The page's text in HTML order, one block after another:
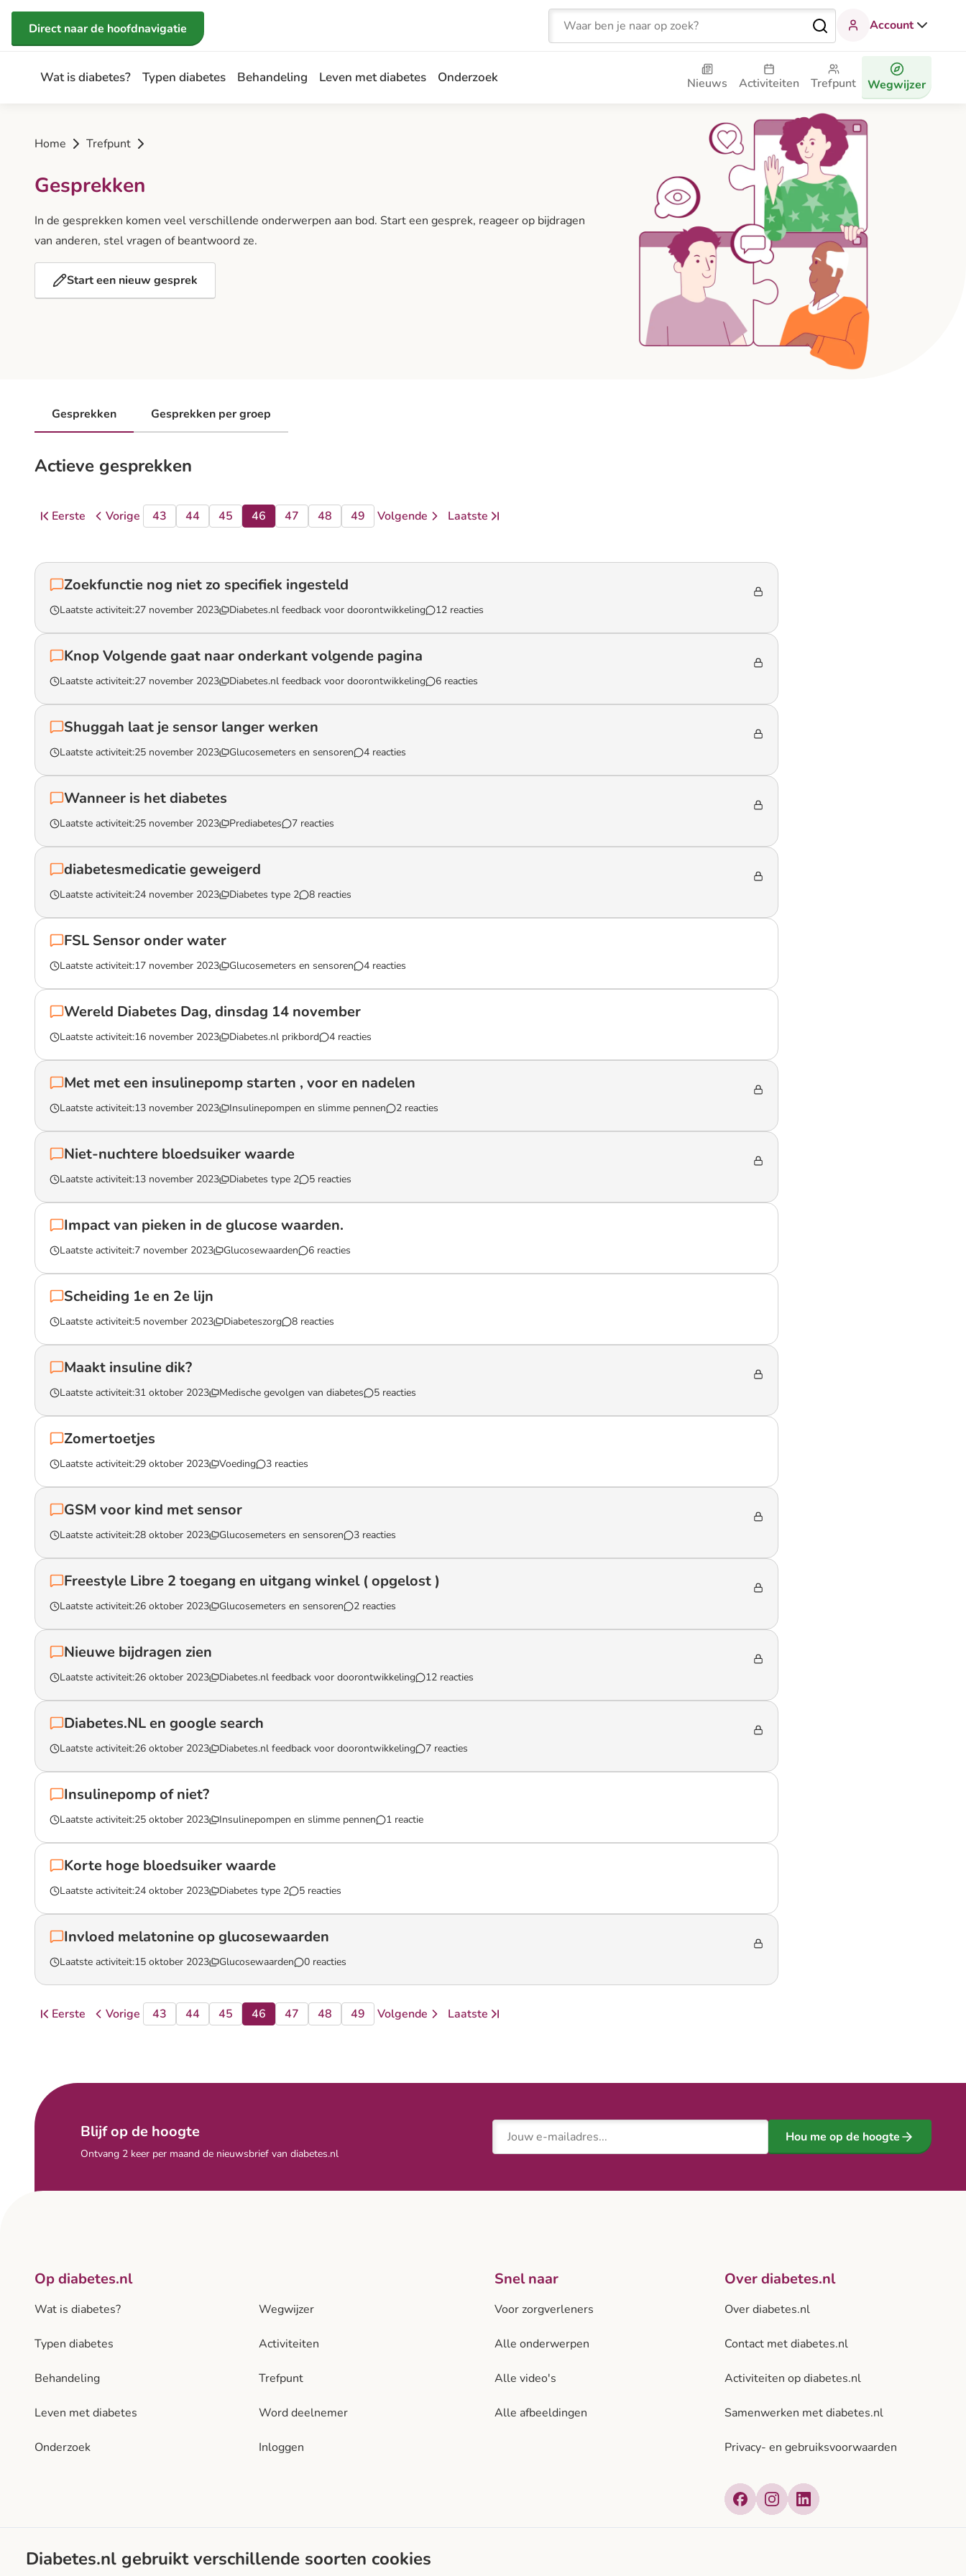
Direct naar de inhoud
Direct naar de hoofdnavigatie
Zoeken Account
Wat is diabetes? Typen diabetes Behandeling Leven met diabetes Onderzoek Nieuws Activiteiten Trefpunt Wegwijzer
Home Trefpunt
Gesprekken
In de gesprekken komen veel verschillende onderwerpen aan bod. Start een gesprek, reageer op bijdragen
van anderen, stel vragen of beantwoord ze.
Start een nieuw gesprek
Gesprekken Gesprekken per groep
Actieve gesprekken
Ga naar
Eerste
pagina Vorige
pagina pagina
43 pagina
44 pagina
45 pagina
46 pagina
47 pagina
48 pagina
49 Volgende
pagina Laatste
pagina
Zoekfunctie nog niet zo specifiek ingesteld
Laatste activiteit:27 november 2023 Diabetes.nl feedback voor doorontwikkeling
12 reacties
Knop Volgende gaat naar onderkant volgende pagina
Laatste activiteit:27 november 2023 Diabetes.nl feedback voor doorontwikkeling
6 reacties
Shuggah laat je sensor langer werken
Laatste activiteit:25 november 2023 Glucosemeters en sensoren
4 reacties
Wanneer is het diabetes
Laatste activiteit:25 november 2023 Prediabetes
7 reacties
diabetesmedicatie geweigerd
Laatste activiteit:24 november 2023 Diabetes type 2
8 reacties
FSL Sensor onder water
Laatste activiteit:17 november 2023 Glucosemeters en sensoren
4 reacties
Wereld Diabetes Dag, dinsdag 14 november
Laatste activiteit:16 november 2023 Diabetes.nl prikbord
4 reacties
Met met een insulinepomp starten , voor en nadelen
Laatste activiteit:13 november 2023 Insulinepompen en slimme pennen
2 reacties
Niet-nuchtere bloedsuiker waarde
Laatste activiteit:13 november 2023 Diabetes type 2
5 reacties
Impact van pieken in de glucose waarden.
Laatste activiteit:7 november 2023 Glucosewaarden
6 reacties
Scheiding 1e en 2e lijn
Laatste activiteit:5 november 2023 Diabeteszorg
8 reacties
Maakt insuline dik?
Laatste activiteit:31 oktober 2023 Medische gevolgen van diabetes
5 reacties
Zomertoetjes
Laatste activiteit:29 oktober 2023 Voeding
3 reacties
GSM voor kind met sensor
Laatste activiteit:28 oktober 2023 Glucosemeters en sensoren
3 reacties
Freestyle Libre 2 toegang en uitgang winkel ( opgelost )
Laatste activiteit:26 oktober 2023 Glucosemeters en sensoren
2 reacties
Nieuwe bijdragen zien
Laatste activiteit:26 oktober 2023 Diabetes.nl feedback voor doorontwikkeling
12 reacties
Diabetes.NL en google search
Laatste activiteit:26 oktober 2023 Diabetes.nl feedback voor doorontwikkeling
7 reacties
Insulinepomp of niet?
Laatste activiteit:25 oktober 2023 Insulinepompen en slimme pennen
1 reactie
Korte hoge bloedsuiker waarde
Laatste activiteit:24 oktober 2023 Diabetes type 2
5 reacties
Invloed melatonine op glucosewaarden
Laatste activiteit:15 oktober 2023 Glucosewaarden
0 reacties
Ga naar
Eerste
pagina Vorige
pagina pagina
43 pagina
44 pagina
45 pagina
46 pagina
47 pagina
48 pagina
49 Volgende
pagina Laatste
pagina
Blijf op de hoogte
Ontvang 2 keer per maand de nieuwsbrief van diabetes.nl
E-mailadres
Hou me op de hoogte
Op diabetes.nl
Wat is diabetes?
Typen diabetes
Behandeling
Leven met diabetes
Onderzoek
Wegwijzer
Activiteiten
Trefpunt
Word deelnemer
Inloggen
Snel naar
Voor zorgverleners
Alle onderwerpen
Alle video's
Alle afbeeldingen
Over diabetes.nl
Over diabetes.nl
Contact met diabetes.nl
Activiteiten op diabetes.nl
Samenwerken met diabetes.nl
Privacy- en gebruiksvoorwaarden
FacebookInstagram
LinkedIn
Diabetes.nl gebruikt verschillende soorten cookies